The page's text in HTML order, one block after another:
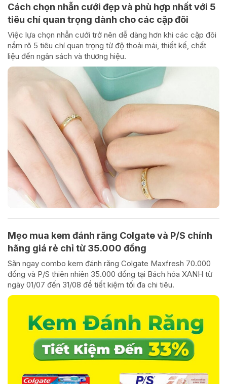
Cách chọn nhẫn cưới đẹp và phù hợp nhất với 5
tiêu chí quan trọng dành cho các cặp đôi
Việc lựa chọn nhẫn cưới trở nên dễ dàng hơn khi các cặp đôi
nắm rõ 5 tiêu chí quan trọng từ độ thoải mái, thiết kế, chất
liệu đến ngân sách và thương hiệu.
Mẹo mua kem đánh răng Colgate và P/S chính
hãng giá rẻ chỉ từ 35.000 đồng
Săn ngay combo kem đánh răng Colgate Maxfresh 70.000
đồng và P/S thiên nhiên 35.000 đồng tại Bách hóa XANH từ
ngày 01/07 đến 31/08 để tiết kiệm tối đa chi tiêu.